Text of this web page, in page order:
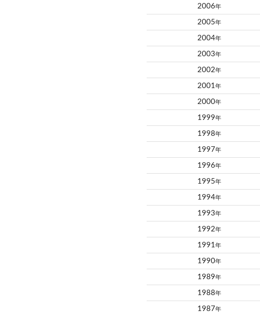
2006年
2005年
2004年
2003年
2002年
2001年
2000年
1999年
1998年
1997年
1996年
1995年
1994年
1993年
1992年
1991年
1990年
1989年
1988年
1987年